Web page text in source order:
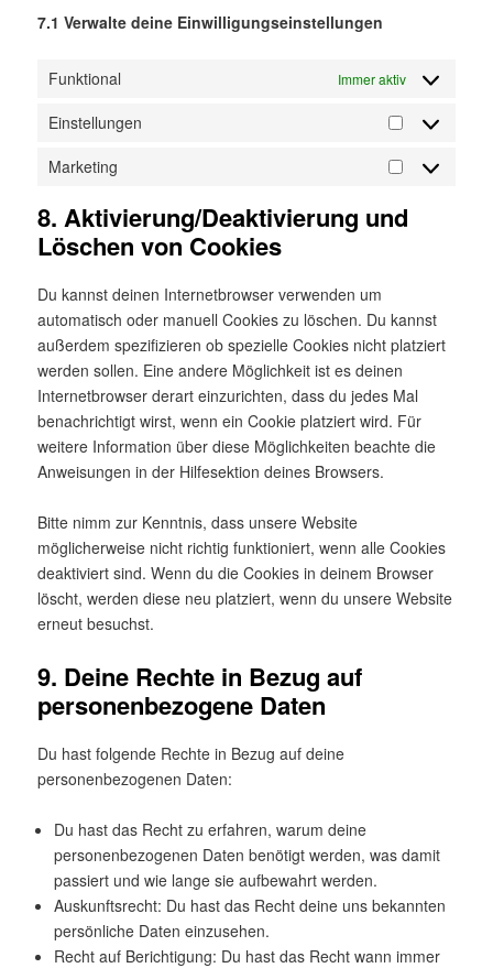
7.1 Verwalte deine Einwilligungseinstellungen
Funktional Immer aktiv
Einstellungen
Marketing
Marketing
8. Aktivierung/Deaktivierung und
Löschen von Cookies
Du kannst deinen Internetbrowser verwenden um
automatisch oder manuell Cookies zu löschen. Du kannst
außerdem spezifizieren ob spezielle Cookies nicht platziert
werden sollen. Eine andere Möglichkeit ist es deinen
Internetbrowser derart einzurichten, dass du jedes Mal
benachrichtigt wirst, wenn ein Cookie platziert wird. Für
weitere Information über diese Möglichkeiten beachte die
Anweisungen in der Hilfesektion deines Browsers.
Bitte nimm zur Kenntnis, dass unsere Website
möglicherweise nicht richtig funktioniert, wenn alle Cookies
deaktiviert sind. Wenn du die Cookies in deinem Browser
löscht, werden diese neu platziert, wenn du unsere Website
erneut besuchst.
9. Deine Rechte in Bezug auf
personenbezogene Daten
Du hast folgende Rechte in Bezug auf deine
personenbezogenen Daten:
Du hast das Recht zu erfahren, warum deine
personenbezogenen Daten benötigt werden, was damit
passiert und wie lange sie aufbewahrt werden.
Auskunftsrecht: Du hast das Recht deine uns bekannten
persönliche Daten einzusehen.
Recht auf Berichtigung: Du hast das Recht wann immer